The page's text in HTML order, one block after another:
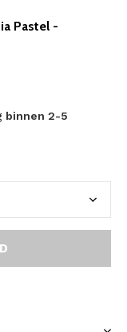
Pastel -
binnen 2-5